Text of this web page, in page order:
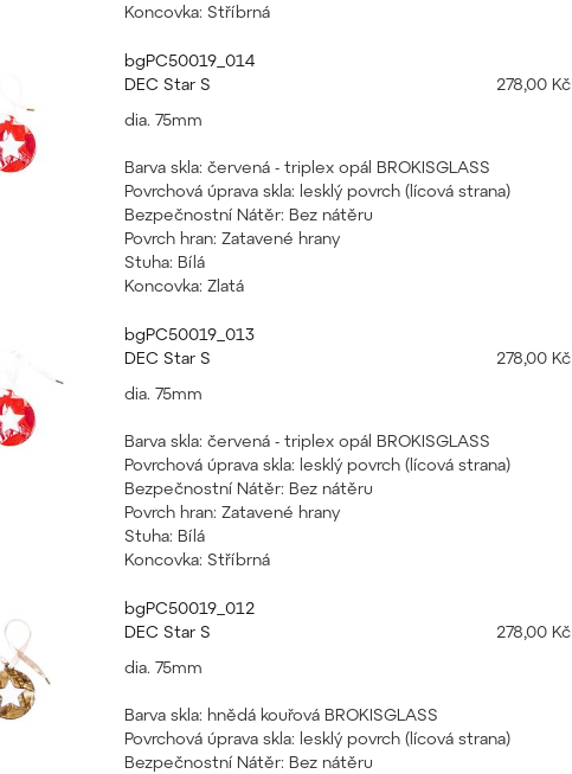
Koncovka: Stříbrná
bgPC50019_014
DEC Star S
278,00 Kč
dia. 75mm
Barva skla: červená - triplex opál BROKISGLASS
Povrchová úprava skla: lesklý povrch (lícová strana)
Bezpečnostní Nátěr: Bez nátěru
Povrch hran: Zatavené hrany
Stuha: Bílá
Koncovka: Zlatá
bgPC50019_013
DEC Star S
278,00 Kč
dia. 75mm
Barva skla: červená - triplex opál BROKISGLASS
Povrchová úprava skla: lesklý povrch (lícová strana)
Bezpečnostní Nátěr: Bez nátěru
Povrch hran: Zatavené hrany
Stuha: Bílá
Koncovka: Stříbrná
bgPC50019_012
DEC Star S
278,00 Kč
dia. 75mm
Barva skla: hnědá kouřová BROKISGLASS
Povrchová úprava skla: lesklý povrch (lícová strana)
Bezpečnostní Nátěr: Bez nátěru